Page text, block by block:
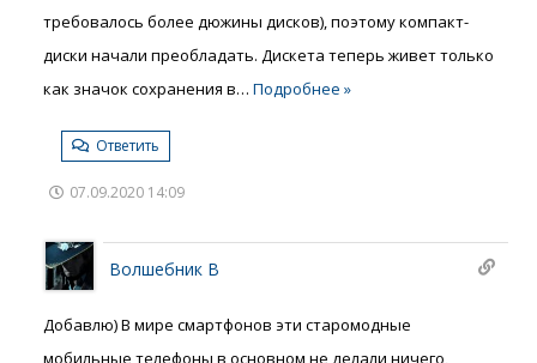
требовалось более дюжины дисков), поэтому компакт-
диски начали преобладать. Дискета теперь живет только
как значок сохранения в… Подробнее »
Ответить
07.09.2020 14:09
Волшебник В
Добавлю) В мире смартфонов эти старомодные